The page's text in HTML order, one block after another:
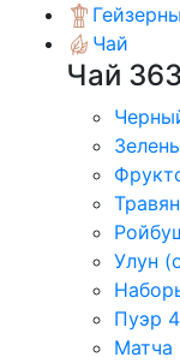
Чай
Чай 363
Улун
Пуэр 4
Матча